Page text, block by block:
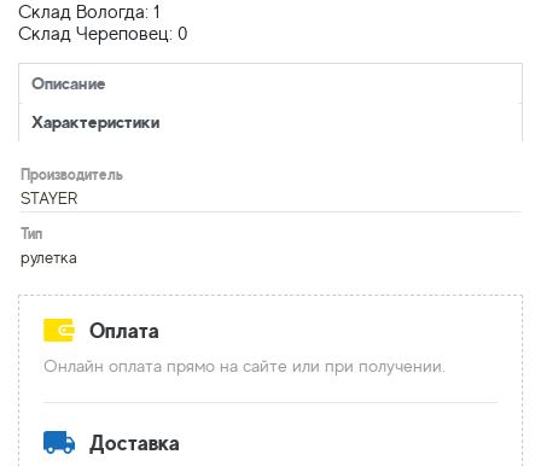
Склад Вологда: 1
Склад Череповец: 0
Описание
Характеристики
Производитель
STAYER
Тип
рулетка
Оплата
Онлайн оплата прямо на сайте или при получении.
Доставка